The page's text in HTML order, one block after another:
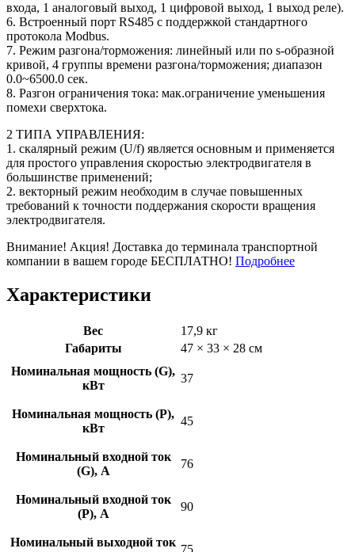
входа, 1 аналоговый выход, 1 цифровой выход, 1 выход реле).
6. Встроенный порт RS485 с поддержкой стандартного
протокола Modbus.
7. Режим разгона/торможения: линейный или по s-образной
кривой, 4 группы времени разгона/торможения; диапазон
0.0~6500.0 сек.
8. Разгон ограничения тока: мак.ограничение уменьшения
помехи сверхтока.
2 ТИПА УПРАВЛЕНИЯ:
1. скалярный режим (U/f) является основным и применяется
для простого управления скоростью электродвигателя в
большинстве применений;
2. векторный режим необходим в случае повышенных
требований к точности поддержания скорости вращения
электродвигателя.
Внимание! Акция! Доставка до терминала транспортной
компании в вашем городе БЕСПЛАТНО! Подробнее
Характеристики
Вес
17,9 кг
Габариты
47 × 33 × 28 см
Номинальная мощность (G),
кВт
37
Номинальная мощность (P),
кВт
45
Номинальный входной ток
(G), A
76
Номинальный входной ток
(P), A
90
Номинальный выходной ток
75